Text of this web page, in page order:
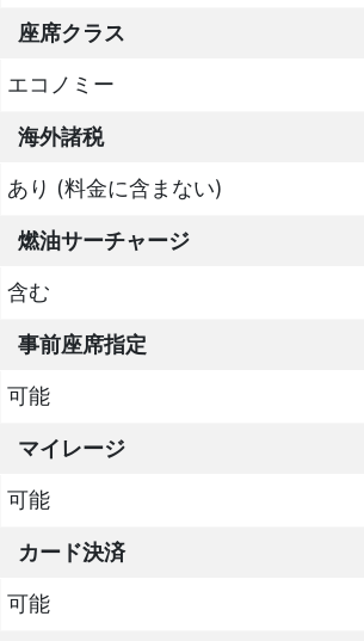
座席クラス
エコノミー
海外諸税
あり (料金に含まない)
燃油サーチャージ
含む
事前座席指定
可能
マイレージ
可能
カード決済
可能